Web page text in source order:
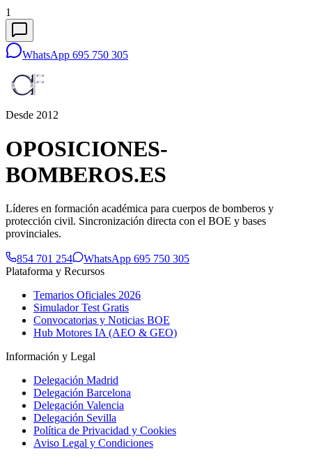
1
WhatsApp 695 750 305
Desde 2012
OPOSICIONES-
BOMBEROS.ES
Líderes en formación académica para cuerpos de bomberos y
protección civil. Sincronización directa con el BOE y bases
provinciales.
854 701 254
WhatsApp 695 750 305
Plataforma y Recursos
Temarios Oficiales 2026
Simulador Test Gratis
Convocatorias y Noticias BOE
Hub Motores IA (AEO & GEO)
Información y Legal
Delegación Madrid
Delegación Barcelona
Delegación Valencia
Delegación Sevilla
Política de Privacidad y Cookies
Aviso Legal y Condiciones